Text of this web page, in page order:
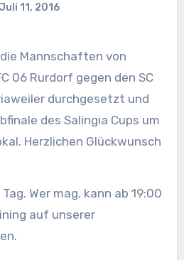
Juli 11, 2016
die Mannschaften von
06 Rurdorf gegen den SC
durchgesetzt und
des Salingia Cups um
Herzlichen Glückwunsch
auf unserer